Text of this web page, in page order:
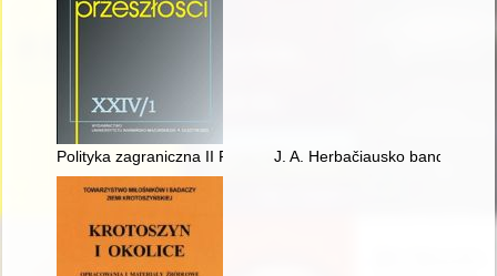
Polityka zagraniczna II Rzeczpospolitej wobec Związku
J. A. Herbačiausko bandymai